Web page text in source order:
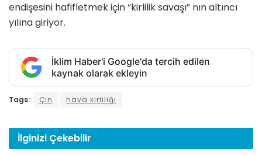
endişesini hafifletmek için “kirlilik savaşı” nın altıncı
yılına giriyor.
İklim Haber'i Google'da tercih edilen
kaynak olarak ekleyin
Tags: Çin hava kirliliği
İlginizi Çekebilir